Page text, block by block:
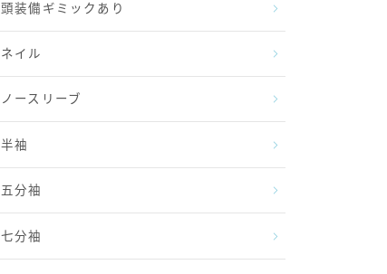
頭装備ギミックあり
ネイル
ノースリーブ
半袖
五分袖
七分袖